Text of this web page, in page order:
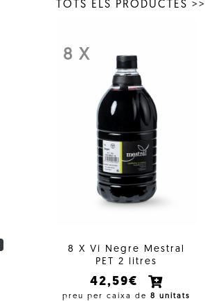
TOTS ELS PRODUCTES >>
8 X
8 X Vi Negre Mestral
PET 2 litres
42,59€
preu per caixa de8 unitats